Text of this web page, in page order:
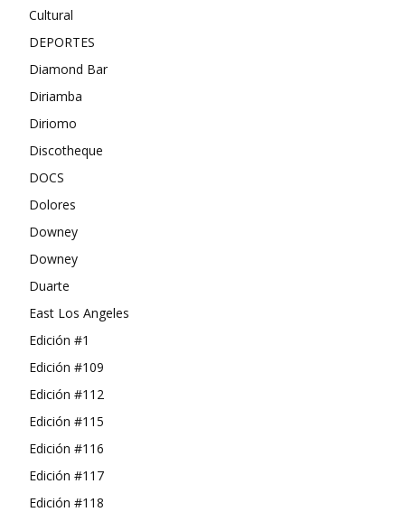
Cultural
DEPORTES
Diamond Bar
Diriamba
Diriomo
Discotheque
DOCS
Dolores
Downey
Downey
Duarte
East Los Angeles
Edición #1
Edición #109
Edición #112
Edición #115
Edición #116
Edición #117
Edición #118